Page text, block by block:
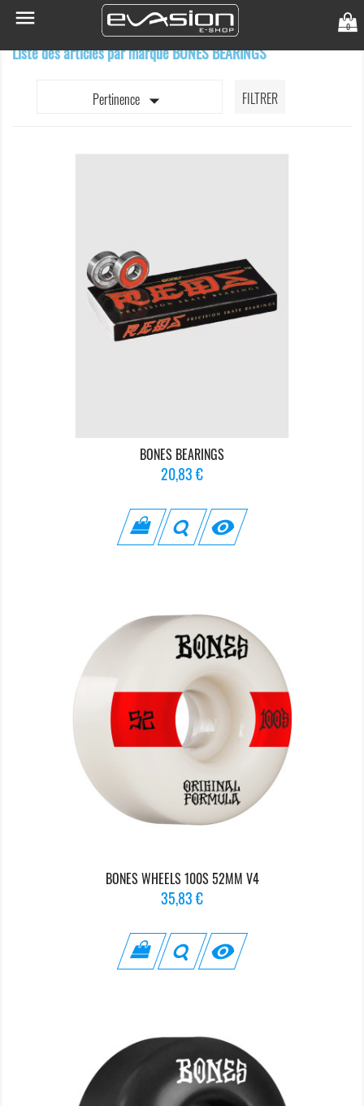
 0
Liste des articles par marque BONES BEARINGS
Pertinence  FILTRER
BONES BEARINGS
Prix
20,83 €

BONES WHEELS 100S 52MM V4
Prix
35,83 €
